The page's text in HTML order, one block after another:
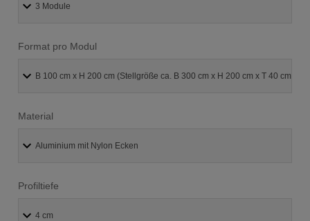
Format pro Modul
Material
Profiltiefe